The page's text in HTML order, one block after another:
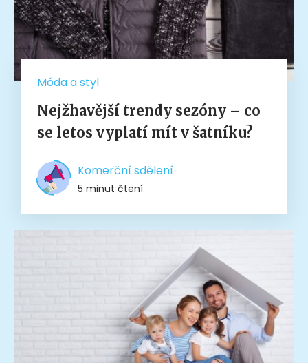
Móda a styl
Nejžhavější trendy sezóny – co
se letos vyplatí mít v šatníku?
Komerční sdělení
5 minut čtení